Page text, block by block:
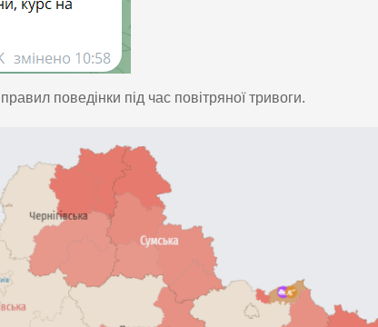
поведінки під час повітряної тривоги.